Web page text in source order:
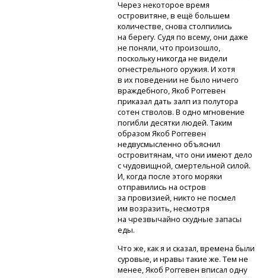
Через некоторое время
островитяне, в ещё большем
количестве, снова столпились
на берегу. Судя по всему, они даже
не поняли, что произошло,
поскольку никогда не видели
огнестрельного оружия. И хотя
в их поведении не было ничего
враждебного, Якоб Роггевен
приказал дать залп из полутора
сотен стволов. В одно мгновение
погибли десятки людей. Таким
образом Якоб Роггевен
недвусмысленно объяснил
островитянам, что они имеют дело
с чудовищной, смертельной силой.
И, когда после этого моряки
отправились на остров
за провизией, никто не посмел
им возразить, несмотря
на чрезвычайно скудные запасы
еды.
Что же, как я и сказал, времена были
суровые, и нравы такие же. Тем не
менее, Якоб Роггевен вписал одну